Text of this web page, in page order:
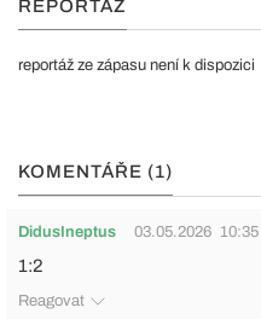
REPORTÁŽ
reportáž ze zápasu není k dispozici
KOMENTÁŘE (1)
DidusIneptus 03.05.2026 10:35
1:2
Reagovat